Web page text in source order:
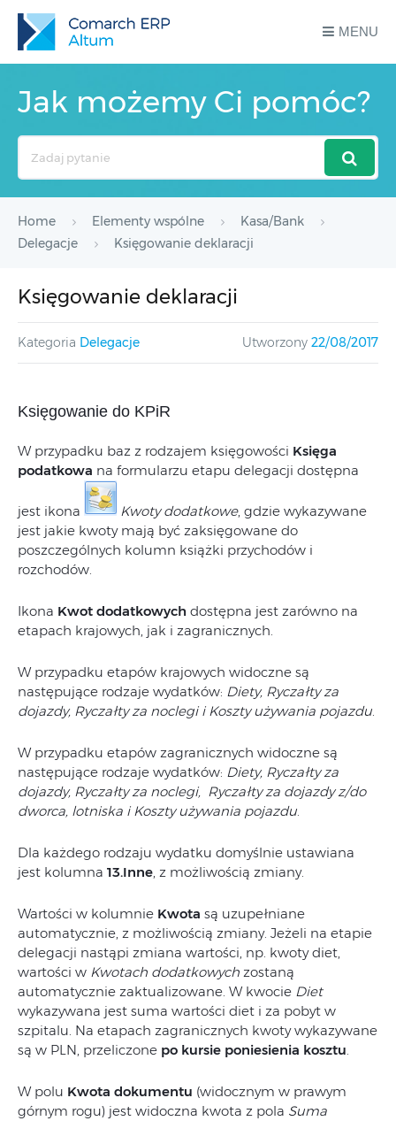
MENU
Jak możemy Ci pomóc?
Home Elementy wspólne
Kasa/Bank
Delegacje
Księgowanie deklaracji
Księgowanie deklaracji
Kategoria Delegacje Utworzony 22/08/2017
Księgowanie do KPiR
W przypadku baz z rodzajem księgowości Księga
podatkowa na formularzu etapu delegacji dostępna
jest ikona Kwoty dodatkowe, gdzie wykazywane
jest jakie kwoty mają być zaksięgowane do
poszczególnych kolumn książki przychodów i
rozchodów.
Ikona Kwot dodatkowych dostępna jest zarówno na
etapach krajowych, jak i zagranicznych.
W przypadku etapów krajowych widoczne są
następujące rodzaje wydatków: Diety, Ryczałty za
dojazdy, Ryczałty za noclegi i Koszty używania pojazdu.
W przypadku etapów zagranicznych widoczne są
następujące rodzaje wydatków: Diety, Ryczałty za
dojazdy, Ryczałty za noclegi, Ryczałty za dojazdy z/do
dworca, lotniska i Koszty używania pojazdu.
Dla każdego rodzaju wydatku domyślnie ustawiana
jest kolumna 13.Inne, z możliwością zmiany.
Wartości w kolumnie Kwota są uzupełniane
automatycznie, z możliwością zmiany. Jeżeli na etapie
delegacji nastąpi zmiana wartości, np. kwoty diet,
wartości w Kwotach dodatkowych zostaną
automatycznie zaktualizowane. W kwocie Diet
wykazywana jest suma wartości diet i za pobyt w
szpitalu. Na etapach zagranicznych kwoty wykazywane
są w PLN, przeliczone po kursie poniesienia kosztu.
W polu Kwota dokumentu (widocznym w prawym
górnym rogu) jest widoczna kwota z pola Suma